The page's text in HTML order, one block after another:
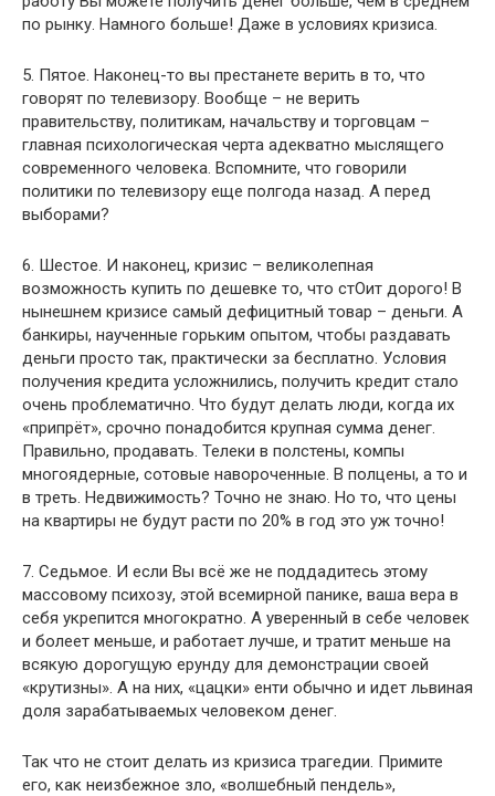
по рынку. Намного больше! Даже в условиях кризиса.
5. Пятое. Наконец-то вы престанете верить в то, что
говорят по телевизору. Вообще – не верить
правительству, политикам, начальству и торговцам –
главная психологическая черта адекватно мыслящего
современного человека. Вспомните, что говорили
политики по телевизору еще полгода назад. А перед
выборами?
6. Шестое. И наконец, кризис – великолепная
возможность купить по дешевке то, что стОит дорого! В
нынешнем кризисе самый дефицитный товар – деньги. А
банкиры, наученные горьким опытом, чтобы раздавать
деньги просто так, практически за бесплатно. Условия
получения кредита усложнились, получить кредит стало
очень проблематично. Что будут делать люди, когда их
«припрёт», срочно понадобится крупная сумма денег.
Правильно, продавать. Телеки в полстены, компы
многоядерные, сотовые навороченные. В полцены, а то и
в треть. Недвижимость? Точно не знаю. Но то, что цены
на квартиры не будут расти по 20% в год это уж точно!
7. Седьмое. И если Вы всё же не поддадитесь этому
массовому психозу, этой всемирной панике, ваша вера в
себя укрепится многократно. А уверенный в себе человек
и болеет меньше, и работает лучше, и тратит меньше на
всякую дорогущую ерунду для демонстрации своей
«крутизны». А на них, «цацки» енти обычно и идет львиная
доля зарабатываемых человеком денег.
Так что не стоит делать из кризиса трагедии. Примите
его, как неизбежное зло, «волшебный пендель»,